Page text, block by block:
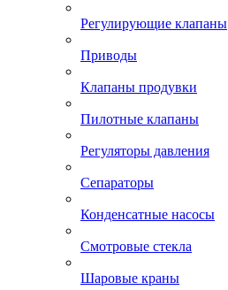
Регулирующие клапаны
Приводы
Клапаны продувки
Пилотные клапаны
Регуляторы давления
Сепараторы
Конденсатные насосы
Смотровые стекла
Шаровые краны